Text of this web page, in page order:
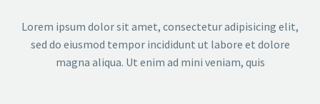
Lorem ipsum dolor sit amet, consectetur adipisicing elit,
sed do eiusmod tempor incididunt ut labore et dolore
magna aliqua. Ut enim ad mini veniam, quis